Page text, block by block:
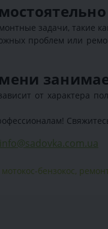
задачи, такие
проблем или
от характера
info@sadovka.com.ua
бензокос,